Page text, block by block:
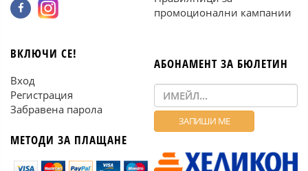
промоционални кампании
ВКЛЮЧИ СЕ!
Вход
Регистрация
Забравена парола
МЕТОДИ ЗА ПЛАЩАНЕ
АБОНАМЕНТ ЗА БЮЛЕТИН